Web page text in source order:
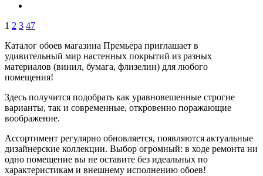
1 2 3 47
Каталог обоев магазина Премьера приглашает в
удивительный мир настенных покрытий из разных
материалов (винил, бумага, флизелин) для любого
помещения!
Здесь получится подобрать как уравновешенные строгие
варианты, так и современные, откровенно поражающие
воображение.
Ассортимент регулярно обновляется, появляются актуальные
дизайнерские коллекции. Выбор огромный: в ходе ремонта ни
одно помещение вы не оставите без идеальных по
характеристикам и внешнему исполнению обоев!